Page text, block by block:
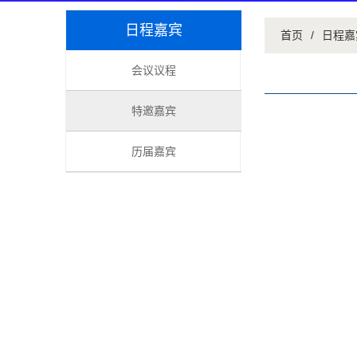
日程嘉宾
会议议程
特邀嘉宾
历届嘉宾
首页 / 日程